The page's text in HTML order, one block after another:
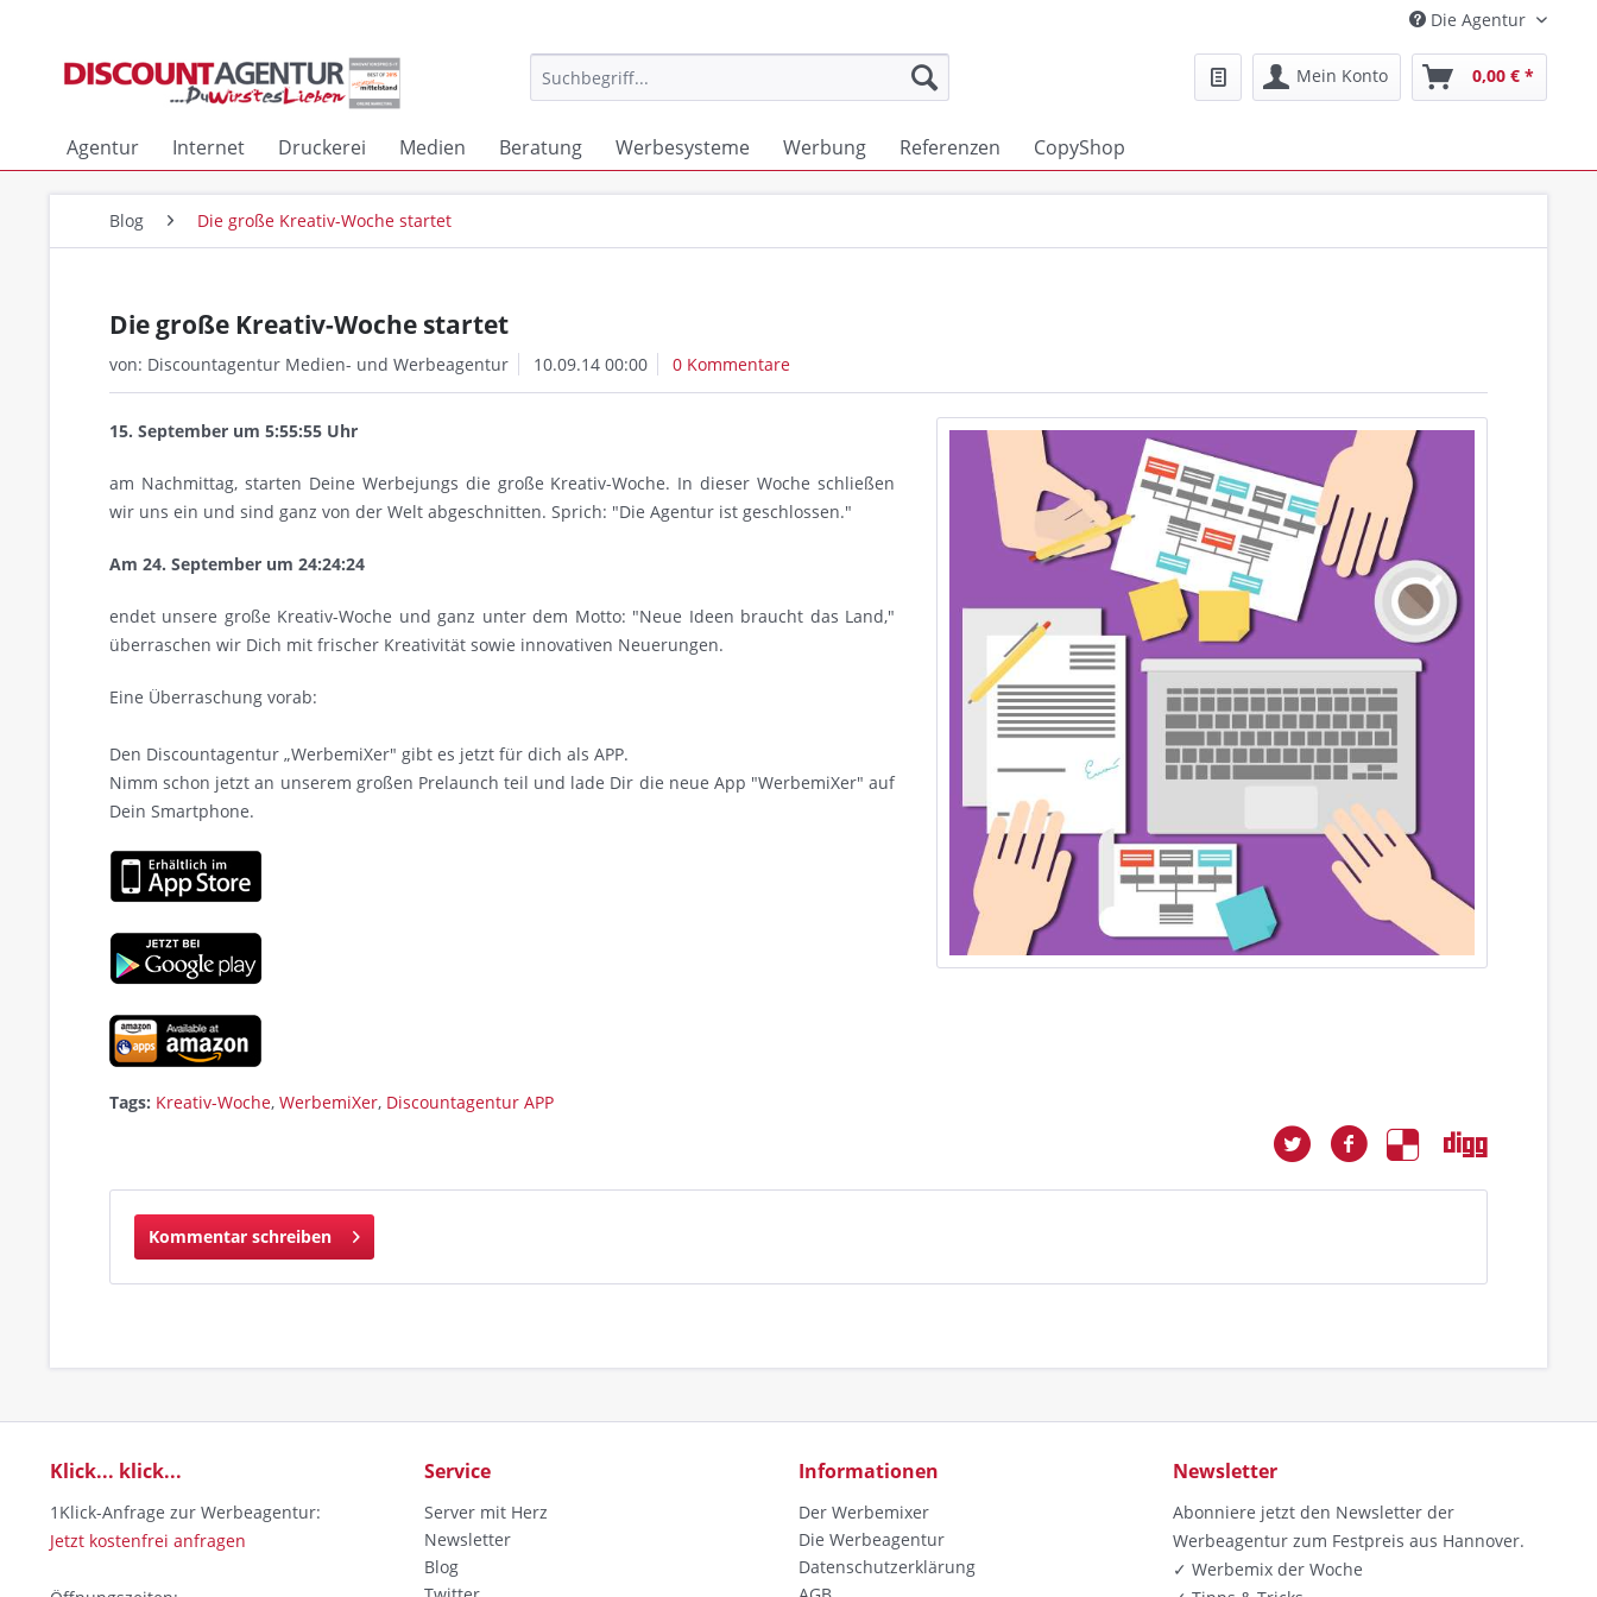
Die Agentur
Mein Konto 0,00 € *
Agentur Internet Druckerei Medien Beratung Werbesysteme Werbung Referenzen CopyShop
Blog Die große Kreativ-Woche startet
Die große Kreativ-Woche startet
von: Discountagentur Medien- und Werbeagentur 10.09.14 00:00 0 Kommentare
15. September um 5:55:55 Uhr
am Nachmittag, starten Deine Werbejungs die große Kreativ-Woche. In dieser Woche schließen
wir uns ein und sind ganz von der Welt abgeschnitten. Sprich: "Die Agentur ist geschlossen."
Am 24. September um 24:24:24
endet unsere große Kreativ-Woche und ganz unter dem Motto: "Neue Ideen braucht das Land,"
überraschen wir Dich mit frischer Kreativität sowie innovativen Neuerungen.
Eine Überraschung vorab:
Den Discountagentur „WerbemiXer" gibt es jetzt für dich als APP.
Nimm schon jetzt an unserem großen Prelaunch teil und lade Dir die neue App "WerbemiXer" auf
Dein Smartphone.
Tags: Kreativ-Woche, WerbemiXer, Discountagentur APP
Kommentar schreiben
Klick... klick...
1Klick-Anfrage zur Werbeagentur:
Jetzt kostenfrei anfragen
Service
Server mit Herz
Newsletter
Blog
Informationen
Der Werbemixer
Die Werbeagentur
Datenschutzerklärung
Newsletter
Abonniere jetzt den Newsletter der
Werbeagentur zum Festpreis aus Hannover.
✓ Werbemix der Woche